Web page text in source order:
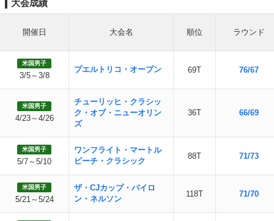
大会成績
開催日 大会名 順位 ラウンド
米国男子
3/5～3/8
プエルトリコ・オープン 69T 76/67
米国男子
4/23～4/26
チューリッヒ・クラシッ
ク・オブ・ニューオリン
ズ
36T 66/69
米国男子
5/7～5/10
ワンフライト・マートル
ビーチ・クラシック
88T 71/73
米国男子
5/21～5/24
ザ・CJカップ・バイロ
ン・ネルソン
118T 71/70